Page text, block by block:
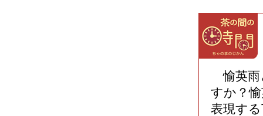
愉英雨
すか？
表現す